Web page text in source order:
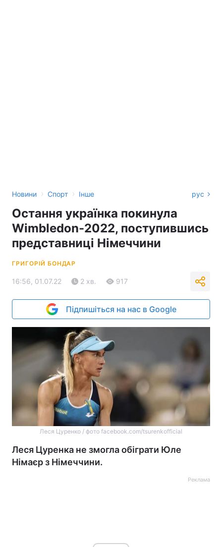
Новини › Спорт › Інше рус
Остання українка покинула
Wimbledon-2022, поступившись
представниці Німеччини
ГРИГОРІЙ БОНДАР
16:56, 01.07.22 2 хв. 917
Підпишіться на нас в Google
Леся Цуренко / фото facebook.com/tsurenkofficial
Леся Цуренка не змогла обіграти Юле
Німаєр з Німеччини.
Реклама